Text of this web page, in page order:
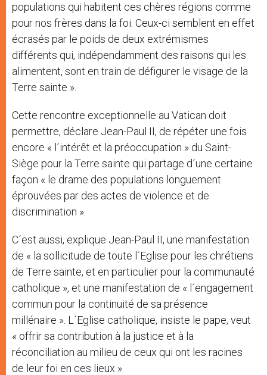
populations qui habitent ces chères régions comme
pour nos frères dans la foi. Ceux-ci semblent en effet
écrasés par le poids de deux extrémismes
différents qui, indépendamment des raisons qui les
alimentent, sont en train de défigurer le visage de la
Terre sainte ».
Cette rencontre exceptionnelle au Vatican doit
permettre, déclare Jean-Paul II, de répéter une fois
encore « l´intérêt et la préoccupation » du Saint-
Siège pour la Terre sainte qui partage d´une certaine
façon « le drame des populations longuement
éprouvées par des actes de violence et de
discrimination ».
C´est aussi, explique Jean-Paul II, une manifestation
de « la sollicitude de toute l´Eglise pour les chrétiens
de Terre sainte, et en particulier pour la communauté
catholique », et une manifestation de « l´engagement
commun pour la continuité de sa présence
millénaire ». L´Eglise catholique, insiste le pape, veut
« offrir sa contribution à la justice et à la
réconciliation au milieu de ceux qui ont les racines
de leur foi en ces lieux ».